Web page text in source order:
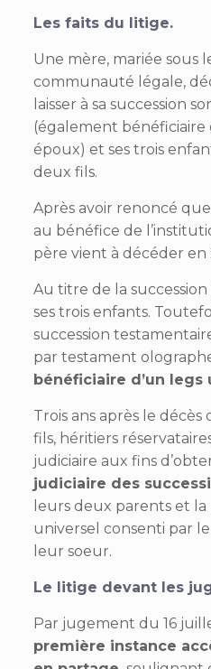
Les faits du litige.
Une mère, mariée sous
communauté légale,
laisser à sa succession
(également
époux) et ses trois
deux fils.
Après avoir renoncé
au bénéfice de
père vient à décéder en
Au titre de la
ses trois enfants.
succession
par testament
bénéficiaire d’un legs
Trois ans après le
fils, héritiers
judiciaire aux fins
judiciaire des
leurs deux parents et
universel consenti par
leur soeur.
Le litige devant les
Par jugement du 16
première instance